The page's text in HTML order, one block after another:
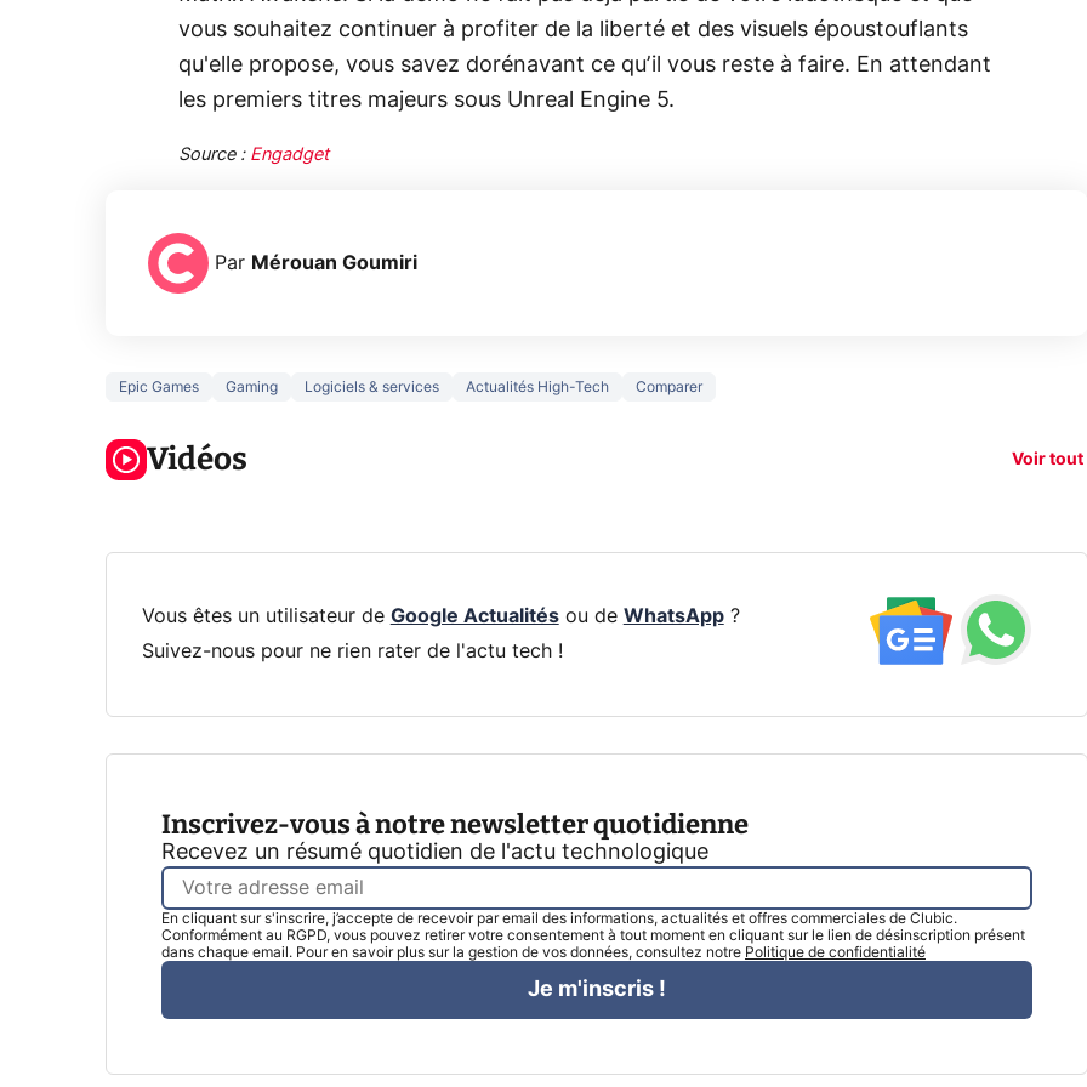
vous souhaitez continuer à profiter de la liberté et des visuels époustouflants
qu'elle propose, vous savez dorénavant ce qu’il vous reste à faire. En attendant
les premiers titres majeurs sous Unreal Engine 5.
Source : Engadget
Par Mérouan Goumiri
Epic Games Gaming Logiciels & services Actualités High-Tech Comparer
Vidéos Voir tout
3 écrans en 1
Voici L'AOC
CQ32G4ZA !
5 générations
Ce que vous
Vous êtes un utilisateur de Google Actualitésou de WhatsApp?
Suivez-nous pour ne rien rater de l'actu tech !
Inscrivez-vous à notre newsletter quotidienne
Recevez un résumé quotidien de l'actu technologique
En cliquant sur s'inscrire, j’accepte de recevoir par email des informations, actualités et offres commerciales de Clubic.
Conformément au RGPD, vous pouvez retirer votre consentement à tout moment en cliquant sur le lien de désinscription présent
dans chaque email. Pour en savoir plus sur la gestion de vos données, consultez notre Politique de confidentialité
Je m'inscris !